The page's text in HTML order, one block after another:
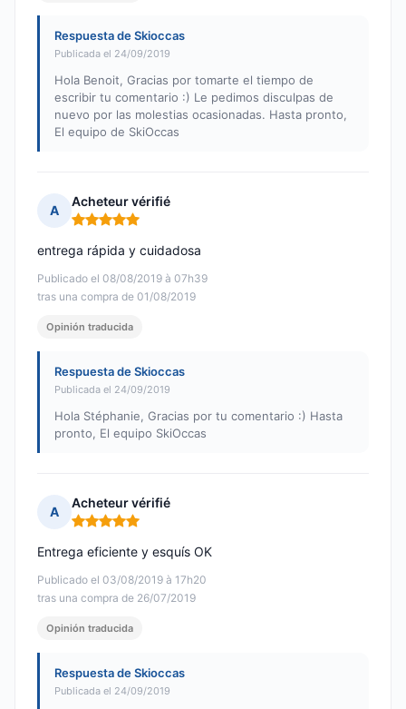
Respuesta de Skioccas
Publicada el 24/09/2019
Hola Benoit, Gracias por tomarte el tiempo de
escribir tu comentario :) Le pedimos disculpas de
nuevo por las molestias ocasionadas. Hasta pronto,
El equipo de SkiOccas
A
Acheteur vérifié
Nota: 5 de 5
Publicado el 08/08/2019 à 07h39
tras una compra de 01/08/2019
entrega rápida y cuidadosa
Opinión traducida
Respuesta de Skioccas
Publicada el 24/09/2019
Hola Stéphanie, Gracias por tu comentario :) Hasta
pronto, El equipo SkiOccas
A
Acheteur vérifié
Nota: 5 de 5
Publicado el 03/08/2019 à 17h20
tras una compra de 26/07/2019
Entrega eficiente y esquís OK
Opinión traducida
Respuesta de Skioccas
Publicada el 24/09/2019